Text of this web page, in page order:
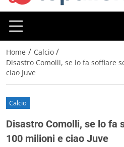
Home / Calcio /
Disastro Comolli, se lo fa soffiare
ciao Juve
Calcio
Disastro Comolli, se lo fa
100 milioni e ciao Juve